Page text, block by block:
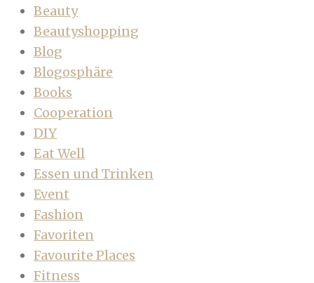
Beauty
Beautyshopping
Blog
Blogosphäre
Books
Cooperation
DIY
Eat Well
Essen und Trinken
Event
Fashion
Favoriten
Favourite Places
Fitness